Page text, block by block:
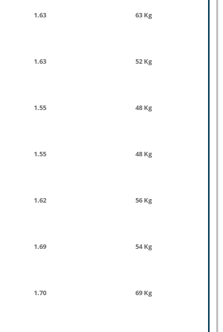
1.63 63 Kg
1.63 52 Kg
1.55 48 Kg
1.55 48 Kg
1.62 56 Kg
1.69 54 Kg
1.70 69 Kg